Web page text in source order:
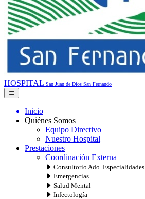
HOSPITAL San Juan de Dios San Fernando
Inicio
Quiénes Somos
Equipo Directivo
Nuestro Hospital
Prestaciones
Coordinación Externa
Consultorio Ado. Especialidades
Emergencias
Salud Mental
Infectología